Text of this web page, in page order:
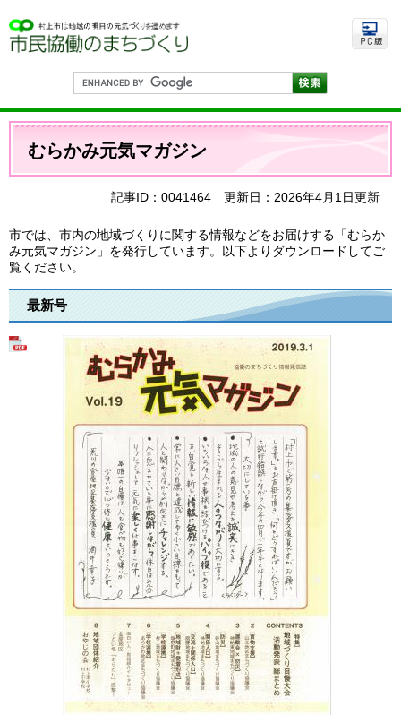
ー
ジ
の
す
ニ
ュ
ー
し
G
o
o
g
e
ス
検
索
本
むらかみ元気マガジン
記事ID：0041464 更新日：2026年4月1日更新
市では、市内の地域づくりに関する情報などをお届けする「むらか
み元気マガジン」を発行しています。以下よりダウンロードしてご
覧ください。
最新号